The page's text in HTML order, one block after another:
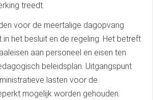
treedt.
voor de meertalige dagopvang
het besluit en de regeling. Het betreft
aan personeel en eisen ten
beleidsplan. Uitgangspunt
lasten voor de
mogelijk worden gehouden.